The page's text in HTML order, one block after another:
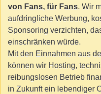
von Fans, für Fans. Wir
aufdringliche Werbung,
Sponsoring verzichten,
einschränken würde.
Mit den Einnahmen aus
können wir Hosting,
reibungslosen Betrieb
in Zukunft ein lebendiger